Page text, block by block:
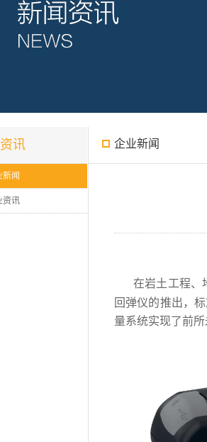
讯
新闻
资讯
企业新闻
在岩土工程、
回弹仪的推出，
量系统实现了前